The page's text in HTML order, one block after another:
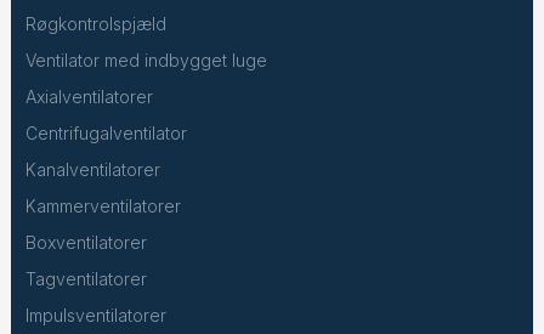
Røgkontrolspjæld
Ventilator med indbygget luge
Axialventilatorer
Centrifugalventilator
Kanalventilatorer
Kammerventilatorer
Boxventilatorer
Tagventilatorer
Impulsventilatorer